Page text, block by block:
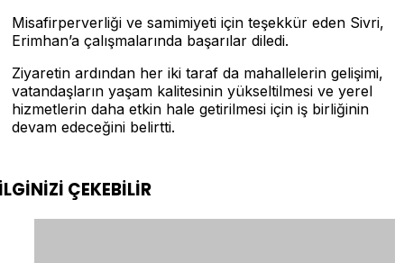
Misafirperverliği ve samimiyeti için teşekkür eden Sivri,
Erimhan’a çalışmalarında başarılar diledi.
Ziyaretin ardından her iki taraf da mahallelerin gelişimi,
vatandaşların yaşam kalitesinin yükseltilmesi ve yerel
hizmetlerin daha etkin hale getirilmesi için iş birliğinin
devam edeceğini belirtti.
ÇEKEBİLİR